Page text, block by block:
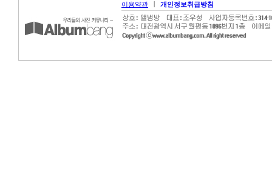
이용약관 | 개인정보취급방침